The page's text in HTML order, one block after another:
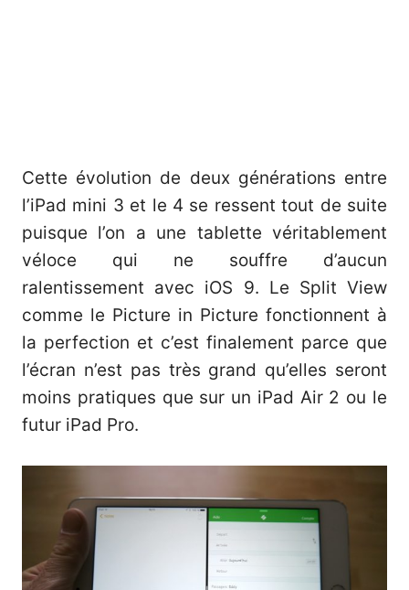
Cette évolution de deux générations entre
l’iPad mini 3 et le 4 se ressent tout de suite
puisque l’on a une tablette véritablement
véloce qui ne souffre d’aucun
ralentissement avec iOS 9. Le Split View
comme le Picture in Picture fonctionnent à
la perfection et c’est finalement parce que
l’écran n’est pas très grand qu’elles seront
moins pratiques que sur un iPad Air 2 ou le
futur iPad Pro.